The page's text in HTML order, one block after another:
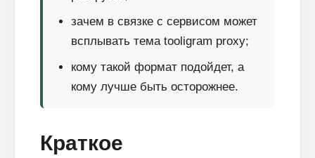
зачем в связке с сервисом может
всплывать тема tooligram proxy;
кому такой формат подойдет, а
кому лучше быть осторожнее.
Краткое